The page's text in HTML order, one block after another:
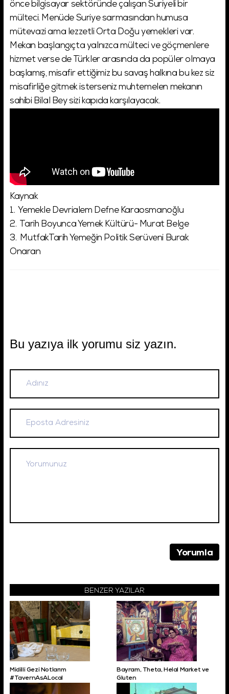
önce bilgisayar sektöründe çalışan Suriyeli bir
mülteci. Menüde Suriye sarmasından humusa
mütevazi ama lezzetli Orta Doğu yemekleri var.
Mekan başlangıçta yalnızca mülteci ve göçmenlere
hizmet verse de Türkler arasında da popüler olmaya
başlamış, misafir ettiğimiz bu savaş halkına bu kez siz
misafirliğe gitmek isterseniz muhtemelen mekanın
sahibi Bilal Bey sizi kapıda karşılayacak.
Kaynak
1. Yemekle Devrialem Defne Karaosmanoğlu
2. Tarih Boyunca Yemek Kültürü- Murat Belge
3. MutfakTarih Yemeğin Politik Serüveni Burak
Onaran
Bu yazıya ilk yorumu siz yazın.
BENZER YAZILAR
Midilli Gezi Notlarım
#TavernAsALocal
Bayram, Theta, Helal Market ve
Gluten